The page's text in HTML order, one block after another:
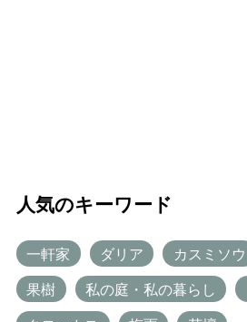
人気のキーワード
一軒家 ダリア カスミソウ
果樹 私の庭・私の暮らし